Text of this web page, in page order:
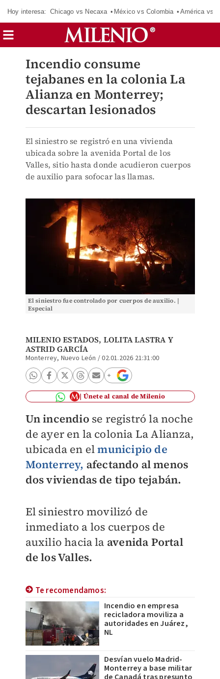
Hoy interesa: Chicago vs Necaxa México vs Colombia América vs
Incendio consume
tejabanes en la colonia La
Alianza en Monterrey;
descartan lesionados
El siniestro se registró en una vivienda
ubicada sobre la avenida Portal de los
Valles, sitio hasta donde acudieron cuerpos
de auxilio para sofocar las llamas.
El siniestro fue controlado por cuerpos de auxilio. |
Especial
MILENIO ESTADOS, LOLITA LASTRA Y
ASTRID GARCÍA
Monterrey, Nuevo León /02.01.2026 21:31:00
Únete al canal de Milenio
Un incendio se registró la noche
de ayer en la colonia La Alianza,
ubicada en elmunicipio de
Monterrey, afectando al menos
dos viviendas de tipo tejabán.
El siniestro movilizó de
inmediato a los cuerpos de
auxilio hacia la avenida Portal
de los Valles.
Te recomendamos:
Incendio en empresa
recicladora moviliza a
autoridades en Juárez,
NL
Desvían vuelo Madrid-
Monterrey a base militar